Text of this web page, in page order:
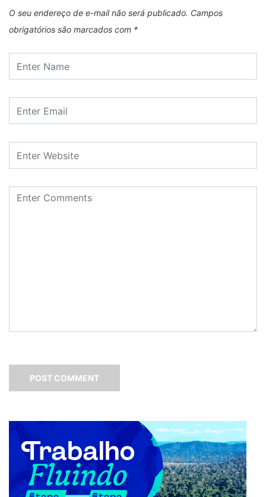
O seu endereço de e-mail não será publicado. Campos
obrigatórios são marcados com *